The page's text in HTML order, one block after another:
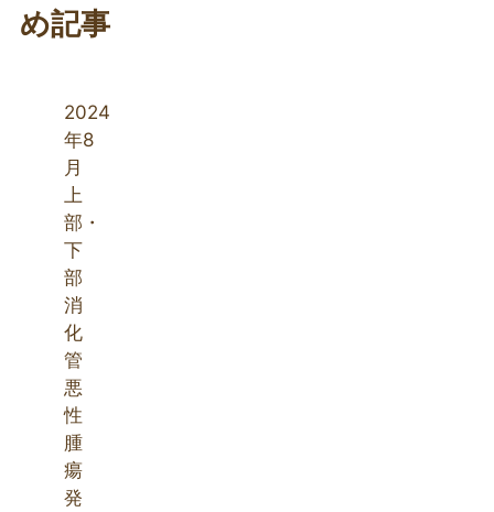
め記事
2024
年8
月
上
部・
下
部
消
化
管
悪
性
腫
瘍
発